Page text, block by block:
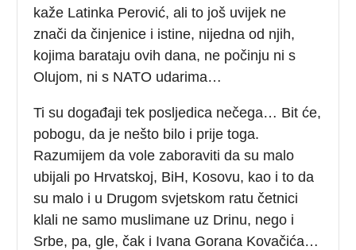
kaže Latinka Perović, ali to još uvijek ne
znači da činjenice i istine, nijedna od njih,
kojima barataju ovih dana, ne počinju ni s
Olujom, ni s NATO udarima…
Ti su događaji tek posljedica nečega… Bit će,
pobogu, da je nešto bilo i prije toga.
Razumijem da vole zaboraviti da su malo
ubijali po Hrvatskoj, BiH, Kosovu, kao i to da
su malo i u Drugom svjetskom ratu četnici
klali ne samo muslimane uz Drinu, nego i
Srbe, pa, gle, čak i Ivana Gorana Kovačića…